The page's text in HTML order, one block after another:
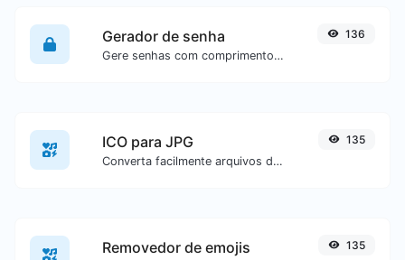
Gerador de senha
Gere senhas com comprimento e configurações personalizadas.
136
ICO para JPG
Converta facilmente arquivos de imagem ICO para JPG.
135
Removedor de emojis 135